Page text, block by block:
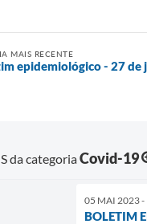
MAIS RECENTE
epidemiológico - 27 de
da categoriaCovid-19
05 MAI 2023
BOLETIM